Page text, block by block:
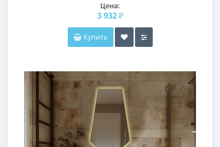
Цена:
3 932 ₽
Купить